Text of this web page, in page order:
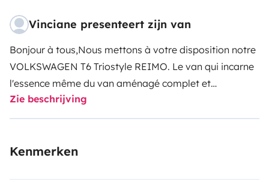
Vinciane presenteert zijn van
Bonjour à tous,Nous mettons à votre disposition notre
VOLKSWAGEN T6 Triostyle REIMO. Le van qui incarne
l'essence même du van aménagé complet et
multifonction. Il est quasi neuf. Avec lui, vous
voyagerez en sécurité au gré de vos envies découvrir
des moments magiques avec vos proches.
Zie beschrijving
Kenmerken